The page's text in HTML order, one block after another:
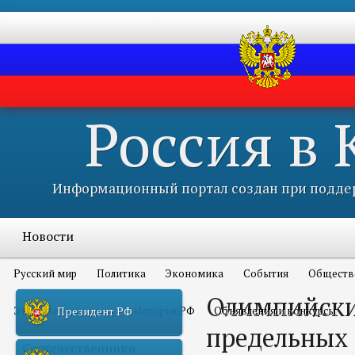
Россия в
Информационный портал создан при
Новости
Русский мир Политика Экономика События
Это интересно всем История РФ Объявления и конкурсы
Соотечественники
Президент РФ
предельных